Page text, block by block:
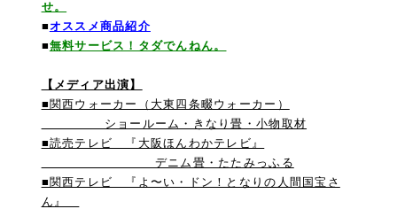
せ。
■オススメ商品紹介
■無料サービス！タダでんねん。
【メディア出演】
■関西ウォーカー（大東四条畷ウォーカー）
ショールーム・きなり畳・小物取材
■読売テレビ 『大阪ほんわかテレビ』
デニム畳・たたみっふる
■関西テレビ 『よ〜い・ドン！となりの人間国宝さ
ん』